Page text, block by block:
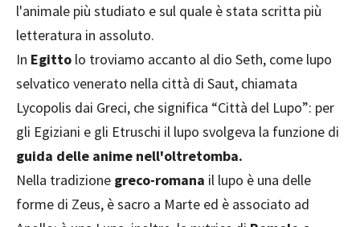
l'animale più studiato e sul quale è stata scritta più
letteratura in assoluto.
In Egitto lo troviamo accanto al dio Seth, come lupo
selvatico venerato nella città di Saut, chiamata
Lycopolis dai Greci, che significa “Città del Lupo”: per
gli Egiziani e gli Etruschi il lupo svolgeva la funzione di
guida delle anime nell'oltretomba.
Nella tradizione greco-romana il lupo è una delle
forme di Zeus, è sacro a Marte ed è associato ad